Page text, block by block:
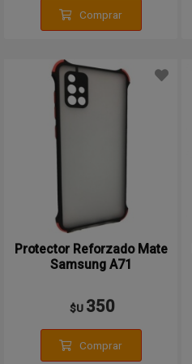
Comprar
Protector Reforzado Mate
Samsung A71
$U 350
Comprar